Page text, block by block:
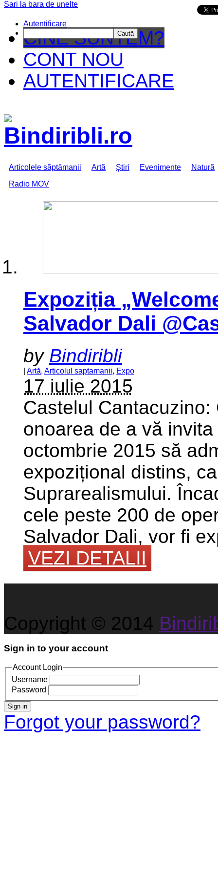
CINE SUNTEM?
CONT NOU
AUTENTIFICARE
Articolele săptămanii Artă Ştiri Evenimente
Natură
Radio MOV
Expoziția
Salvador Dali
by Bindiribli
Artă, Articolul saptamanii, Expo
17 iulie 2015
Castelul
onoarea de a vă
octombrie 2015 să
expozițional distins,
Suprarealismului.
cele peste 200 de
Salvador Dali, vor fi
VEZI DETALII
Copyright © 2014
Sign in to your account
Account Login
Username
Password
Sign in
Forgot your password?
Sari la bara de unelte
Autentificare
Caută